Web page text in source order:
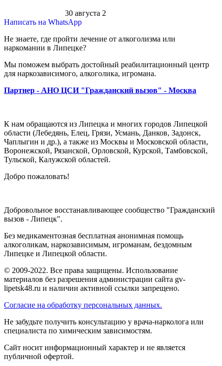
30 августа 2021
Написать на WhatsApp
Не знаете, где пройти лечение от алкоголизма или
наркомании в Липецке?
Мы поможем выбрать достойный реабилитационный центр
для наркозависимого, алкоголика, игромана.
Партнер - АНО ЦСИ "Гражданский вызов" - Москва
К нам обращаются из Липецка и многих городов Липецкой
области (Лебедянь, Елец, Грязи, Усмань, Данков, Задонск,
Чаплыгин и др.), а также из Москвы и Московской области,
Воронежской, Рязанской, Орловской, Курской, Тамбовской,
Тульской, Калужской областей.
Добро пожаловать!
Добровольное восстанавливающее сообщество "Гражданский
вызов - Липецк".
Без медикаментозная бесплатная анонимная помощь
алкоголикам, наркозависимым, игроманам, бездомным
Липецке и Липецкой области.
© 2009-2022. Все права защищены. Использование
материалов без разрешения администрации сайта gv-
lipetsk48.ru и наличии активной ссылки запрещено.
Согласие на обработку персональных данных.
Не забудьте получить консультацию у врача-нарколога или
специалиста по химическим зависимостям.
Сайт носит информационный характер и не является
публичной офертой.